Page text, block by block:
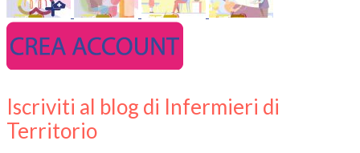
Iscriviti al blog di Infermieri di
Territorio